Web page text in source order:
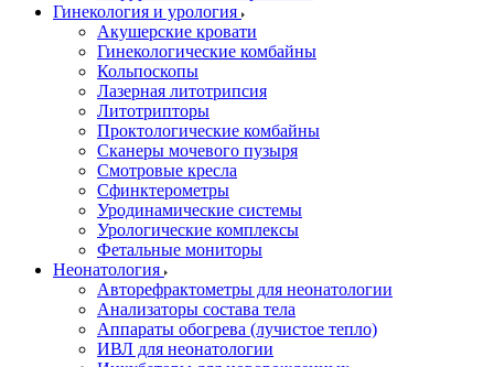
Гинекология и урология
Акушерские кровати
Гинекологические комбайны
Кольпоскопы
Лазерная литотрипсия
Литотрипторы
Проктологические комбайны
Сканеры мочевого пузыря
Смотровые кресла
Сфинктерометры
Уродинамические системы
Урологические комплексы
Фетальные мониторы
Неонатология
Авторефрактометры для неонатологии
Анализаторы состава тела
Аппараты обогрева (лучистое тепло)
ИВЛ для неонатологии